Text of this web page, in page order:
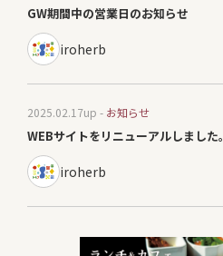
GW期間中の営業日のお知らせ
iroherb
2025.02.17up - お知らせ
WEBサイトをリニューアルしました。
iroherb